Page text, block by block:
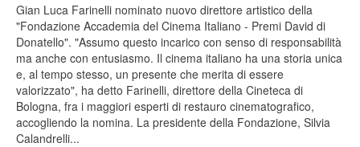
Gian Luca Farinelli nominato nuovo direttore artistico della
"Fondazione Accademia del Cinema Italiano - Premi David di
Donatello". "Assumo questo incarico con senso di responsabilità
ma anche con entusiasmo. Il cinema italiano ha una storia unica
e, al tempo stesso, un presente che merita di essere
valorizzato", ha detto Farinelli, direttore della Cineteca di
Bologna, fra i maggiori esperti di restauro cinematografico,
accogliendo la nomina. La presidente della Fondazione, Silvia
Calandrelli...